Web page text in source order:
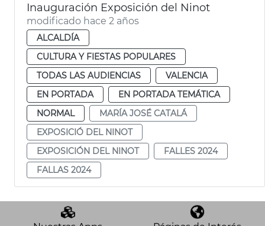
Inauguración Exposición del Ninot
modificado hace 2 años
ALCALDÍA
CULTURA Y FIESTAS POPULARES
TODAS LAS AUDIENCIAS
VALENCIA
EN PORTADA
EN PORTADA TEMÁTICA
NORMAL
MARÍA JOSÉ CATALÁ
EXPOSICIÓ DEL NINOT
EXPOSICIÓN DEL NINOT
FALLES 2024
FALLAS 2024